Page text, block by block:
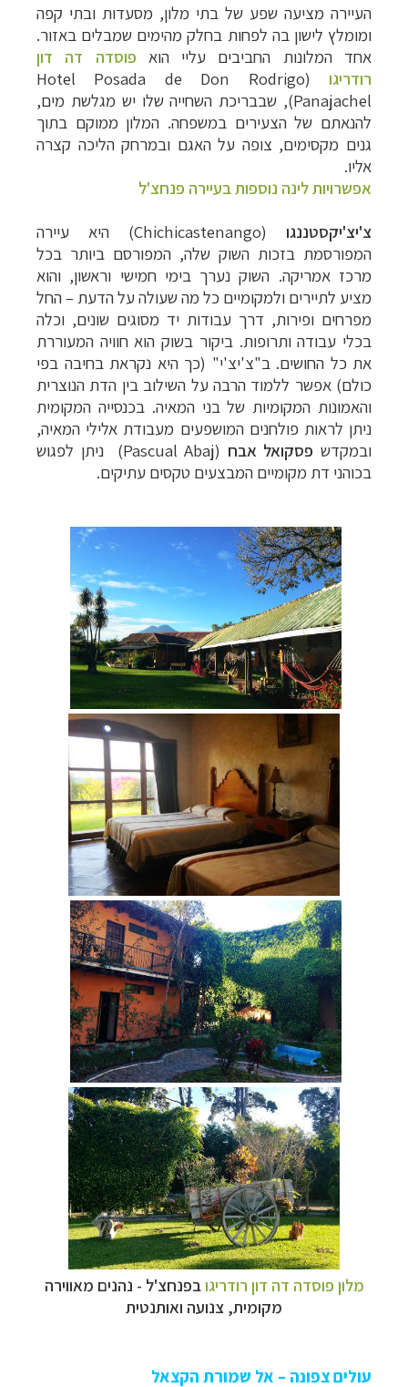
העיירה מציעה שפע של בתי מלון, מסעדות ובתי קפה
ומומלץ לישון בה לפחות בחלק מהימים שמבלים באזור.
אחד המלונות החביבים עליי הוא פוסדה דה דון
רודריגו(
Hotel Posada de Don Rodrigo
Panajachel) , שבבריכת השחייה שלו יש מגלשת מים,
להנאתם של הצעירים במשפחה. המלון ממוקם בתוך
גנים מקסימים, צופה על האגם ובמרחק הליכה קצרה
אליו.
אפשרויות לינה נוספות בעיירה פנחצ'ל
צ'יצ'יקסטננגו (
Chichicastenango) היא עיירה
המפורסמת בזכות השוק שלה, המפורסם ביותר בכל
מרכז אמריקה. השוק נערך בימי חמישי וראשון, והוא
מציע לתיירים ולמקומיים כל מה שעולה על הדעת – החל
מפרחים ופירות, דרך עבודות יד מסוגים שונים, וכלה
בכלי עבודה ותרופות. ביקור בשוק הוא חוויה המעוררת
את כל החושים. ב"צ'יצ'י" (כך היא נקראת בחיבה בפי
כולם) אפשר ללמוד הרבה על השילוב בין הדת הנוצרית
והאמונות המקומיות של בני המאיה. בכנסייה המקומית
ניתן לראות פולחנים המושפעים מעבודת אלילי המאיה,
ובמקדש פסקואל אבח (Pascual Abaj)
ניתן לפגוש
בכוהני דת מקומיים המבצעים טקסים עתיקים.
מלון פוסדה דה דון רודריגובפנחצ'ל - נהנים מאווירה
מקומית, צנועה ואותנטית
עולים צפונה – אל שמורת הקצאל